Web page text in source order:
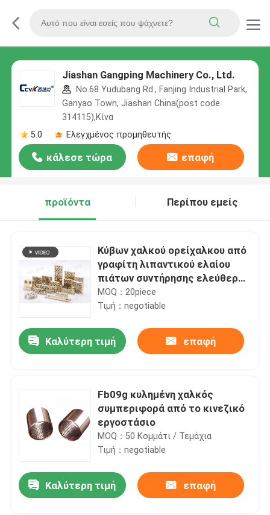
Jiashan Gangping Machinery Co., Ltd.
No.68 Yudubang Rd., Fanjing Industrial Park,
Ganyao Town, Jiashan China(post code
314115),Κίνα
5.0
Ελεγχμένος προμηθευτής
κάλεσε τώρα επαφή
προϊόντα Περίπου εμείς
Κύβων χαλκού ορείχαλκου από
γραφίτη λιπαντικού ελαίου
πιάτων συντήρησης ελεύθερα
ρουλεμάν πιάτων συντήρησης
ελεύθερα
MOQ：20piece
Τιμή：negotiable
Καλύτερη τιμή επαφή
Fb09g κυλημένη χαλκός
συμπεριφορά από το κινεζικό
εργοστάσιο
MOQ：50 Κομμάτι / Τεμάχια
Τιμή：negotiable
Καλύτερη τιμή επαφή